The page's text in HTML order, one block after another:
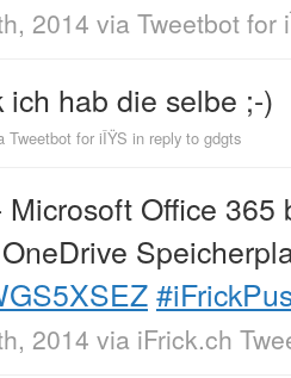
2014 via Tweetbot for
ich hab die selbe ;-)
Tweetbot for iÎŸS in reply to gdgts
Microsoft Office 365
2014 via iFrick.ch